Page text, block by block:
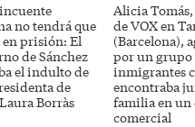
no tendrá que
prisión: El
de Sánchez
el indulto de
de
Borràs
Alicia
de VOX en
(Barcelona),
por un grupo
inmigrantes
encontraba
familia en un
comercial